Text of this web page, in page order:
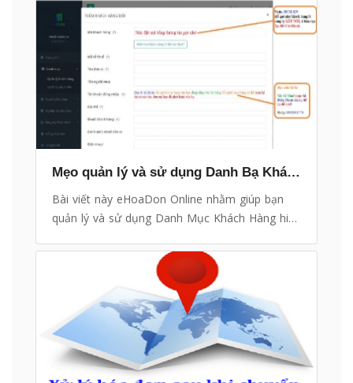
sẵn khách hàng trong danh bạ, bạn chỉ cần gọi
thông tin khách hàng lên khi cần mà không
phải mất thời gian để gõ từng mẫu thông tin
vào.
Mẹo quản lý và sử dụng Danh Bạ Khách Hàng hiệu quả
Bài viết này eHoaDon Online nhằm giúp bạn
quản lý và sử dụng Danh Mục Khách Hàng hiệu